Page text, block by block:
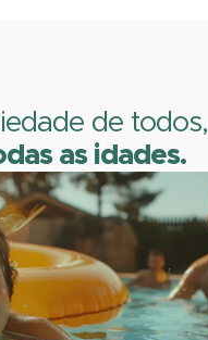
de todos,
as idades.